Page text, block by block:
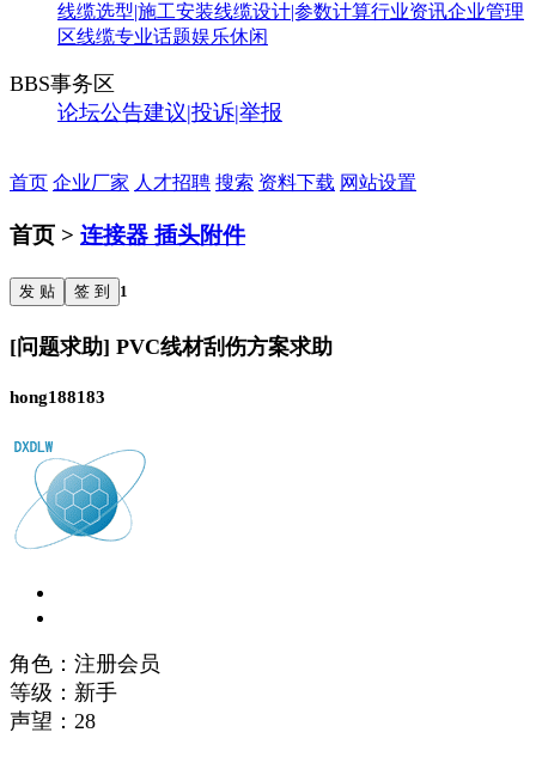
线缆选型|施工安装线缆设计|参数计算行业资讯企业管理
区线缆专业话题娱乐休闲
BBS事务区
论坛公告建议|投诉|举报
首页 企业厂家 人才招聘 搜索 资料下载 网站设置
首页 > 连接器 插头附件
发 贴 签 到 1
[问题求助] PVC线材刮伤方案求助
hong188183
角色：注册会员
等级：新手
声望： 28